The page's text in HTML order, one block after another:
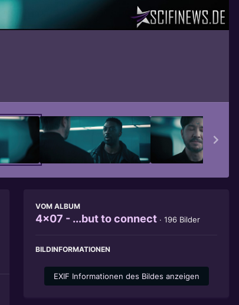
VOM ALBUM
4x07 - ...but to connect · 196 Bilder
BILDINFORMATIONEN
EXIF Informationen des Bildes anzeigen